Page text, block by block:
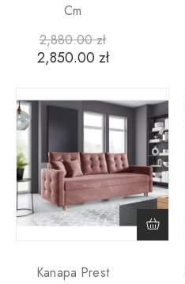
Cm
2,880.00zł
2,850.00 zł
Kanapa Prest